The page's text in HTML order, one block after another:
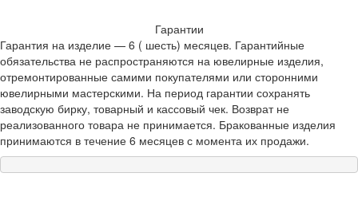
Гарантии
Гарантия на изделие — 6 ( шесть) месяцев. Гарантийные
обязательства не распространяются на ювелирные изделия,
отремонтированные самими покупателями или сторонними
ювелирными мастерскими. На период гарантии сохранять
заводскую бирку, товарный и кассовый чек. Возврат не
реализованного товара не принимается. Бракованные изделия
принимаются в течение 6 месяцев с момента их продажи.